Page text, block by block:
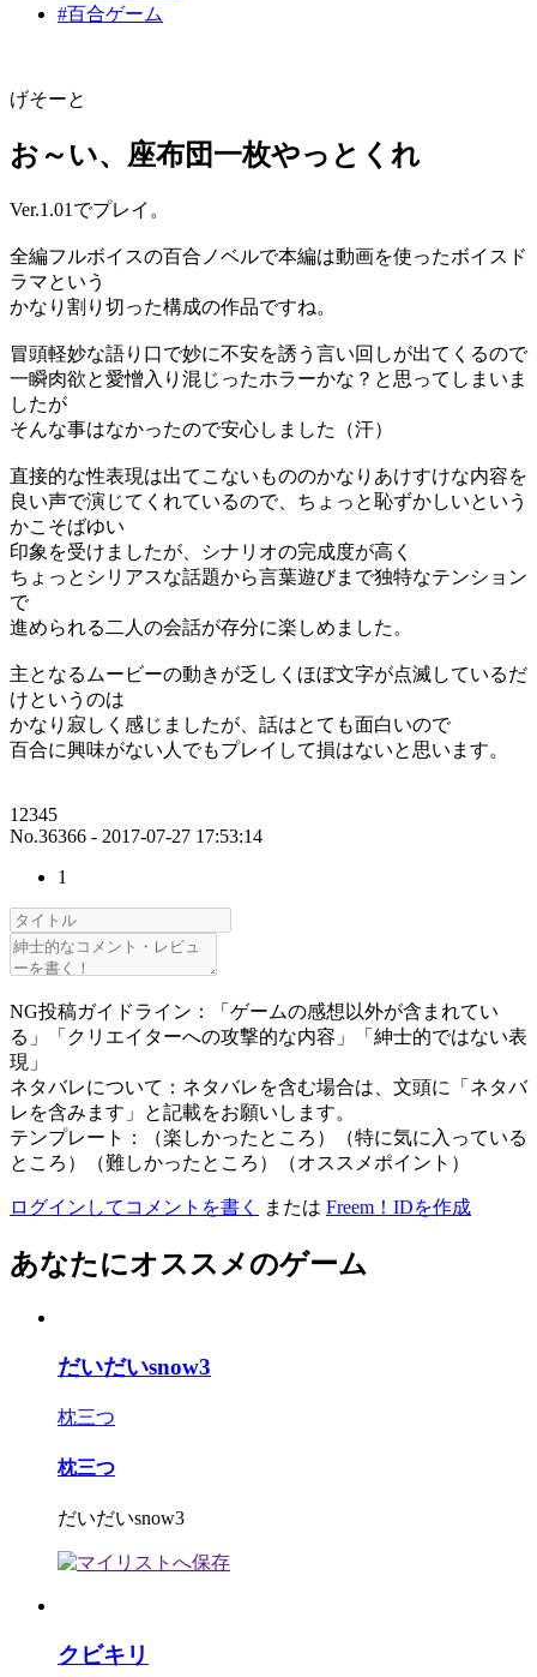
#百合ゲーム
げそーと
お～い、座布団一枚やっとくれ
Ver.1.01でプレイ。
全編フルボイスの百合ノベルで本編は動画を使ったボイスド
ラマという
かなり割り切った構成の作品ですね。
冒頭軽妙な語り口で妙に不安を誘う言い回しが出てくるので
一瞬肉欲と愛憎入り混じったホラーかな？と思ってしまいま
したが
そんな事はなかったので安心しました（汗）
直接的な性表現は出てこないもののかなりあけすけな内容を
良い声で演じてくれているので、ちょっと恥ずかしいという
かこそばゆい
印象を受けましたが、シナリオの完成度が高く
ちょっとシリアスな話題から言葉遊びまで独特なテンション
で
進められる二人の会話が存分に楽しめました。
主となるムービーの動きが乏しくほぼ文字が点滅しているだ
けというのは
かなり寂しく感じましたが、話はとても面白いので
百合に興味がない人でもプレイして損はないと思います。
12345
No.36366 - 2017-07-27 17:53:14
1
NG投稿ガイドライン：「ゲームの感想以外が含まれてい
る」「クリエイターへの攻撃的な内容」「紳士的ではない表
現」
ネタバレについて：ネタバレを含む場合は、文頭に「ネタバ
レを含みます」と記載をお願いします。
テンプレート：（楽しかったところ）（特に気に入っている
ところ）（難しかったところ）（オススメポイント）
ログインしてコメントを書く または Freem！IDを作成
あなたにオススメのゲーム
だいだいsnow3
枕三つ
枕三つ
だいだいsnow3
クビキリ